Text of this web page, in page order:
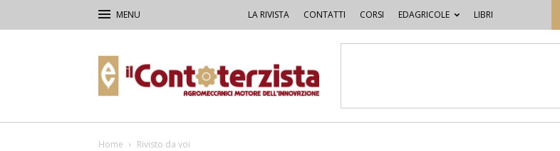
LA RIVISTA CONTATTI CORSI EDAGRICOLE LIBRI
Contoterzista
Home Rivisto da voi